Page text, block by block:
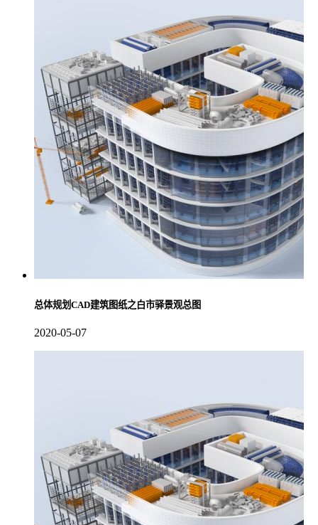
总体规划CAD建筑图纸之白市驿景观总图
2020-05-07